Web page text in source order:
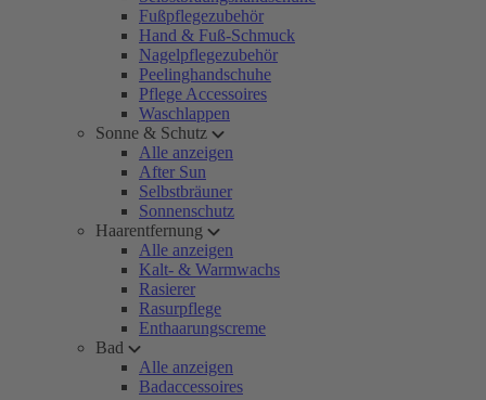
Fußpflegezubehör
Hand & Fuß-Schmuck
Nagelpflegezubehör
Peelinghandschuhe
Pflege Accessoires
Waschlappen
Sonne & Schutz
Alle anzeigen
After Sun
Selbstbräuner
Sonnenschutz
Haarentfernung
Alle anzeigen
Kalt- & Warmwachs
Rasierer
Rasurpflege
Enthaarungscreme
Bad
Alle anzeigen
Badaccessoires